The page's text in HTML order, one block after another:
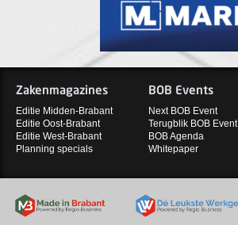
Zakenmagazines
Editie Midden-Brabant
Editie Oost-Brabant
Editie West-Brabant
Planning specials
BOB Events
Next BOB Event
Terugblik BOB Event
BOB Agenda
Whitepaper